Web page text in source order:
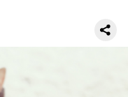
в 2002 году
Welfare. В этот